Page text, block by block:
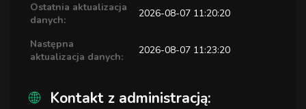
Ostatnia aktualizacja
danych:
2026-08-07 11:20:20
Następna
aktualizacja danych:
2026-08-07 11:23:20
Kontakt z administracją: